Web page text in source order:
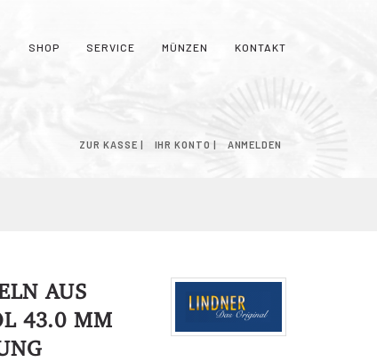
SHOP SERVICE MÜNZEN KONTAKT
ZUR KASSE IHR KONTO ANMELDEN
AUS
43.0 MM